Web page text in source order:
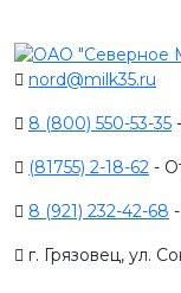
nord@milk35.ru
8 (800) 550-53-35
(81755) 2-18-62 -
8 (921) 232-42-68
г. Грязовец, ул.